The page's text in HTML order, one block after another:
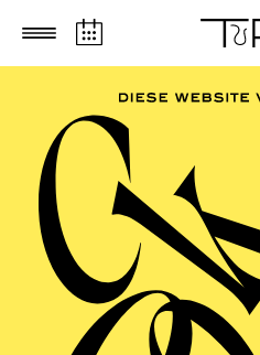
Zum Hauptinhalt springen
AALTO